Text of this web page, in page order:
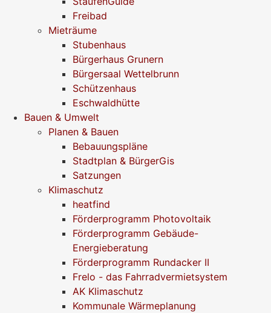
Freibad
Mieträume
Stubenhaus
Bürgerhaus Grunern
Bürgersaal Wettelbrunn
Schützenhaus
Eschwaldhütte
Bauen & Umwelt
Planen & Bauen
Bebauungspläne
Stadtplan & BürgerGis
Satzungen
Klimaschutz
heatfind
Förderprogramm Photovoltaik
Förderprogramm Gebäude-
Energieberatung
Förderprogramm Rundacker II
Frelo - das Fahrradvermietsystem
AK Klimaschutz
Kommunale Wärmeplanung